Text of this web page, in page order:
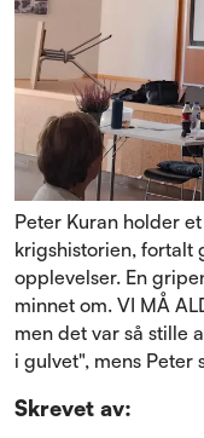
Peter Kuran holder
krigshistorien, fortalt
opplevelser. En
minnet om. VI MÅ
men det var så stille
i gulvet", mens Peter
Skrevet av: